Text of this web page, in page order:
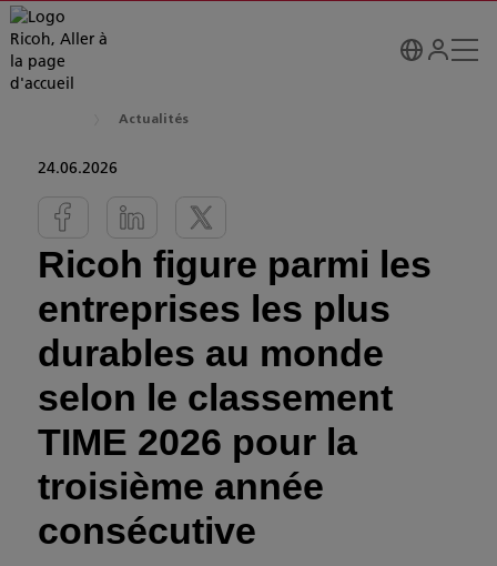
Actualités
24.06.2026
Ricoh figure parmi les
entreprises les plus
durables au monde
selon le classement
TIME 2026 pour la
troisième année
consécutive